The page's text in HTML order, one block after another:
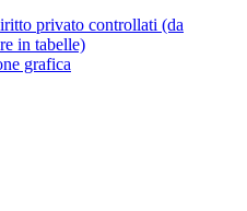
privato controllati (da
in tabelle)
grafica